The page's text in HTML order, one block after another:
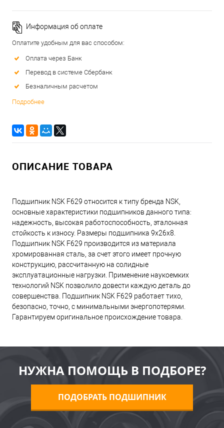
Информация об оплате
Оплатите удобным для вас способом:
Оплата через Банк
Перевод в системе Сбербанк
Безналичным расчетом
Подробнее
ОПИСАНИЕ ТОВАРА
Подшипник NSK F629 относится к типу бренда NSK,
основные характеристики подшипников данного типа:
надежность, высокая работоспособность, эталонная
стойкость к износу. Размеры подшипника 9x26x8.
Подшипник NSK F629 производится из материала
хромированная сталь, за счет этого имеет прочную
конструкцию, рассчитанную на солидные
эксплуатационные нагрузки. Применение наукоемких
технологий NSK позволило довести каждую деталь до
совершенства. Подшипник NSK F629 работает тихо,
безопасно, точно, с минимальными энергопотерями.
Гарантируем оригинальное происхождение товара.
НУЖНА ПОМОЩЬ В ПОДБОРЕ?
ПОДОБРАТЬ ПОДШИПНИК